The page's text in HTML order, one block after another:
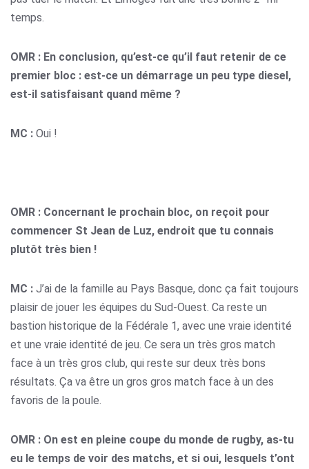
temps.
OMR : En conclusion, qu’est-ce qu’il faut retenir de ce
premier bloc : est-ce un démarrage un peu type diesel,
est-il satisfaisant quand même ?
MC : Oui !
OMR : Concernant le prochain bloc, on reçoit pour
commencer St Jean de Luz, endroit que tu connais
plutôt très bien !
MC : J’ai de la famille au Pays Basque, donc ça fait toujours
plaisir de jouer les équipes du Sud-Ouest. Ca reste un
bastion historique de la Fédérale 1, avec une vraie identité
et une vraie identité de jeu. Ce sera un très gros match
face à un très gros club, qui reste sur deux très bons
résultats. Ça va être un gros gros match face à un des
favoris de la poule.
OMR : On est en pleine coupe du monde de rugby, as-tu
eu le temps de voir des matchs, et si oui, lesquels t’ont